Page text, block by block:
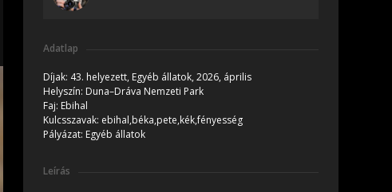
Adatlap
Díjak: 43. helyezett, Egyéb állatok, 2026, április
Helyszín: Duna–Dráva Nemzeti Park
Faj: Ebihal
Kulcsszavak: ebihal,béka,pete,kék,fényesség
Pályázat: Egyéb állatok
Leírás